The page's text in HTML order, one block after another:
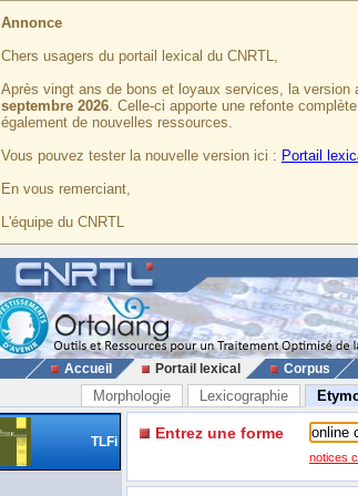
Annonce
Chers usagers du portail lexical du CNRTL,
Après vingt ans de bons et loyaux services, la version
septembre 2026. Celle-ci apporte une refonte
également de nouvelles ressources.
Vous pouvez tester la nouvelle version ici : Portail
En vous remerciant,
L'équipe du CNRTL
Accueil Portail lexical Corpus
Morphologie Lexicographie
TLFi Entrez une forme
notices